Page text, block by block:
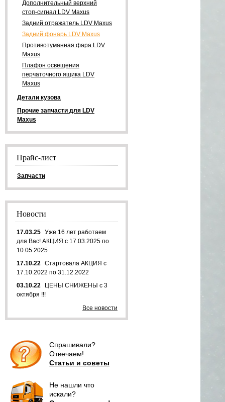
Дополнительный верхний
стоп-сигнал LDV Maxus
Задний отражатель LDV Maxus
Задний фонарь LDV Maxus
Противотуманная фара LDV
Maxus
Плафон освещения
перчаточного ящика LDV
Maxus
Детали кузова
Прочие запчасти для LDV
Maxus
Прайс-лист
Запчасти
Новости
17.03.25 Уже 16 лет работаем
для Вас! АКЦИЯ с 17.03.2025 по
10.05.2025
17.10.22 Стартовала АКЦИЯ с
17.10.2022 по 31.12.2022
03.10.22
ЦЕНЫ СНИЖЕНЫ с 3
октября !!!
Все новости
Спрашивали?
Отвечаем!
Статьи и советы
Не нашли что
искали?